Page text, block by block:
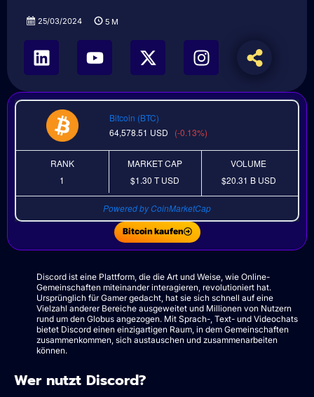
25/03/2024 5 M
Bitcoin (BTC)
64,578.51 USD (-0.13%)
RANK
1
MARKET CAP
$1.30 TUSD
VOLUME
$20.31 B USD
Powered by CoinMarketCap
Bitcoin kaufen
Discord ist eine Plattform, die die Art und Weise, wie Online-
Gemeinschaften miteinander interagieren, revolutioniert hat.
Ursprünglich für Gamer gedacht, hat sie sich schnell auf eine
Vielzahl anderer Bereiche ausgeweitet und Millionen von Nutzern
rund um den Globus angezogen. Mit Sprach-, Text- und Videochats
bietet Discord einen einzigartigen Raum, in dem Gemeinschaften
zusammenkommen, sich austauschen und zusammenarbeiten
können.
Wer nutzt Discord?